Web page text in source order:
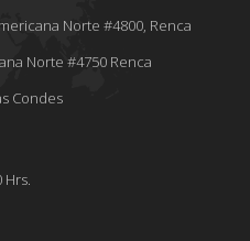
Norte #4800, Renca
Norte #4750 Renca
Condes
Hrs.